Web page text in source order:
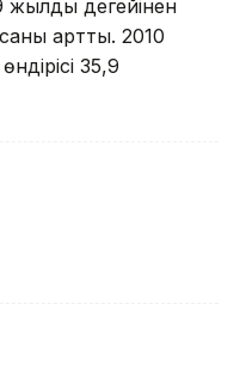
деңгейінен
артты. 2010
35,9